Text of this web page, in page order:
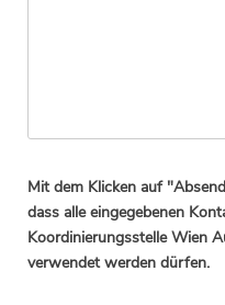
Mit dem Klicken auf
dass alle eingegebenen
Koordinierungsstelle Wien
verwendet werden dürfen.